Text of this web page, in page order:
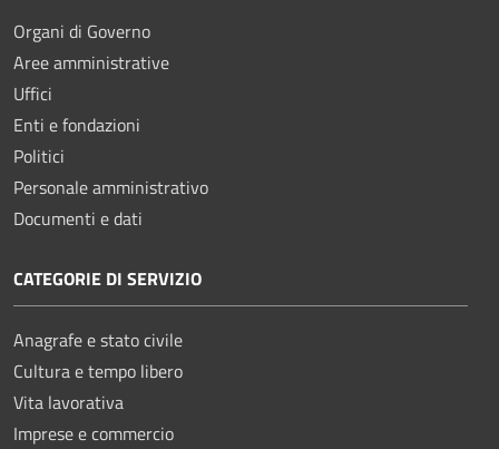
Organi di Governo
Aree amministrative
Uffici
Enti e fondazioni
Politici
Personale amministrativo
Documenti e dati
CATEGORIE DI SERVIZIO
Anagrafe e stato civile
Cultura e tempo libero
Vita lavorativa
Imprese e commercio